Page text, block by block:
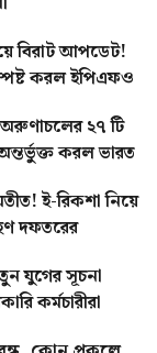
বিরাট আপডেট!
করল ইপিএফও
২৭ টি
করল ভারত
ই-রিকশা নিয়ে
দফতরের
যুগের সূচনা
কর্মচারীরা